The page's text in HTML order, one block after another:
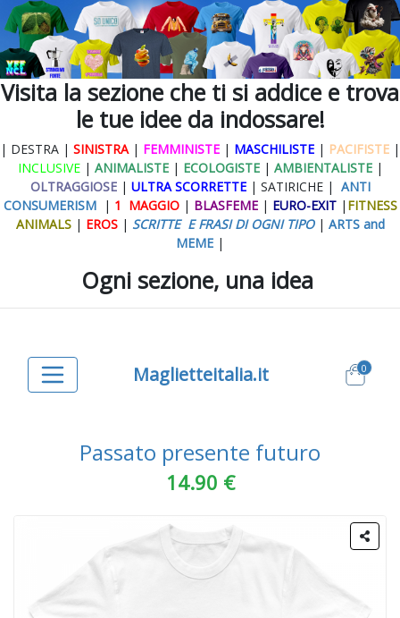
Visita la sezione che ti si addice e trova
le tue idee da indossare!
| DESTRA | SINISTRA| FEMMINISTE | MASCHILISTE | PACIFISTE |
INCLUSIVE| ANIMALISTE| ECOLOGISTE | AMBIENTALISTE|
OLTRAGGIOSE| ULTRA SCORRETTE | SATIRICHE | ANTI
CONSUMERISM | 1 MAGGIO| BLASFEME | EURO-EXIT| FITNESS
ANIMALS| EROS| SCRITTE E FRASI DI OGNI TIPO | ARTS and
MEME |
Ogni sezione, una idea
Maglietteitalia.it 0
Passato presente futuro
14.90 €